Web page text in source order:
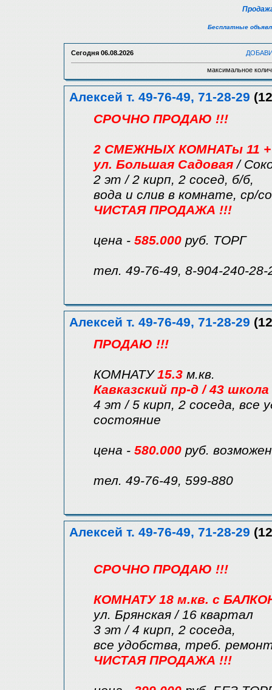
Бесплатные
Сегодня 06.08.2026
максимальное
Алексей т. 49-76-49, 71-28-29
СРОЧНО ПРОДАЮ !!!
2 СМЕЖНЫХ КОМНАТы 11 +
ул. Большая Садовая /
2 эт / 2 кирп, 2 сосед, б/б,
вода и слив в комнате, ср/
ЧИСТАЯ ПРОДАЖА !!!
цена - 585.000 руб. ТОРГ
тел. 49-76-49, 8-904-240-28-
Алексей т. 49-76-49, 71-28-29
ПРОДАЮ !!!
КОМНАТУ15.3 м.кв.
Кавказский пр-д / 43 школа
4 эт / 5 кирп, 2 соседа, все
состояние
цена - 580.000 руб.
тел. 49-76-49, 599-880
Алексей т. 49-76-49, 71-28-29
СРОЧНО ПРОДАЮ !!!
КОМНАТУ 18 м.кв. с
ул. Брянская / 16 квартал
3 эт / 4 кирп, 2 соседа,
все удобства, треб.
ЧИСТАЯ ПРОДАЖА !!!